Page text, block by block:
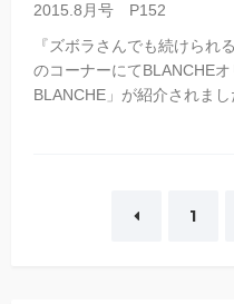
2015.8月号 P152
『ズボラさんでも続けられ
のコーナーにてBLANCHE
BLANCHE」が紹介されまし
投稿ナビゲー
1